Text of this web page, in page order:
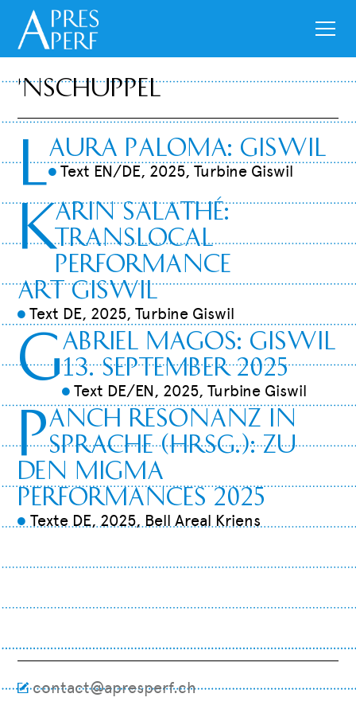
'nSchuppel
Laura Paloma: Giswil
9 Text EN/DE, 2025, Turbine Giswil
Karin Salathé:
Translocal
Performance
ArtGiswil
9 Text DE, 2025, Turbine Giswil
Gabriel Magos: Giswil
13. September 2025
9 Text DE/EN, 2025, Turbine Giswil
PaNCH RESONANZ IN
SPRACHE (Hrsg.): zu
den Migma
performances 2025
9Texte DE, 2025, Bell Areal Kriens
M contact@apresperf.ch